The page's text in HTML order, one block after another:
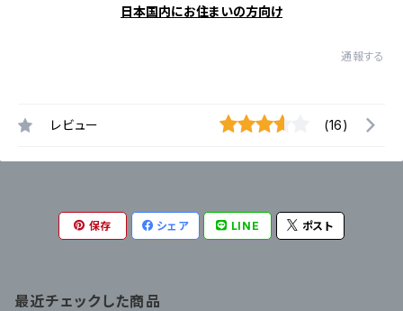
日本国内にお住まいの方向け
通報する
レビュー (16)
保存 シェア LINE ポスト
最近チェックした商品